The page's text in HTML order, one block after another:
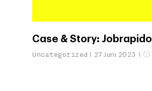
Case & Story: Jobrapido
Uncategorized 27 Juni 2023